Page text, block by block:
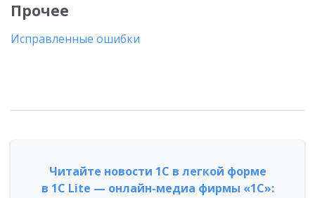
Прочее
Исправленные ошибки
Читайте новости 1С в легкой форме
в 1С Lite — онлайн-медиа фирмы «1С»: